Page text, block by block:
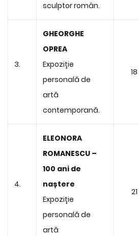
sculptor român.
3.
GHEORGHE
OPREA
Expoziție
personală de
artă
contemporană.
18
4.
ELEONORA
ROMANESCU –
100 ani de
naștere
Expoziție
personală de
artă
21